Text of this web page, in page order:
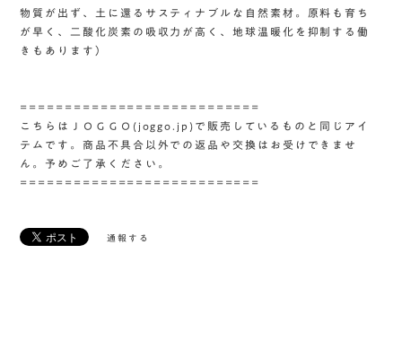
物質が出ず、土に還るサスティナブルな自然素材。原料も育ち
が早く、二酸化炭素の吸収力が高く、地球温暖化を抑制する働
きもあります）
===========================
こちらはＪＯＧＧＯ(joggo.jp)で販売しているものと同じアイ
テムです。商品不具合以外での返品や交換はお受けできませ
ん。予めご了承ください。
===========================
通報する